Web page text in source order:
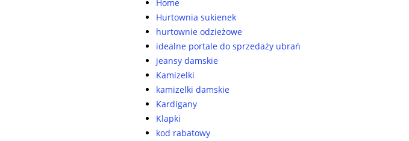
Home
Hurtownia sukienek
hurtownie odzieżowe
idealne portale do sprzedaży ubrań
jeansy damskie
Kamizelki
kamizelki damskie
Kardigany
Klapki
kod rabatowy